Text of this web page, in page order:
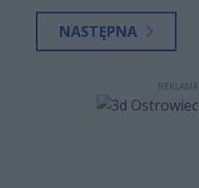
NASTĘPNA
REKLAMA